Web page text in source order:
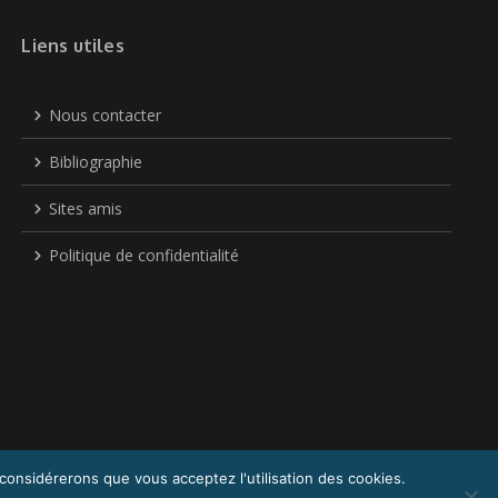
Liens utiles
Nous contacter
Bibliographie
Sites amis
Politique de confidentialité
que vous acceptez l'utilisation des cookies.